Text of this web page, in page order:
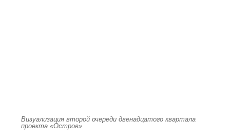
Визуализация второй очереди двенадцатого квартала
проекта «Остров»